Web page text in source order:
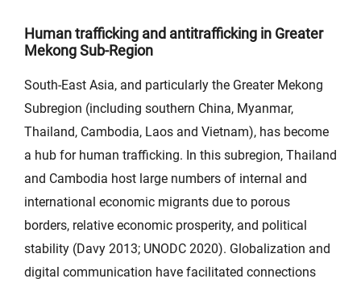
Human trafficking and antitrafficking in Greater
Mekong Sub-Region
South-East Asia, and particularly the Greater Mekong
Subregion (including southern China, Myanmar,
Thailand, Cambodia, Laos and Vietnam), has become
a hub for human trafficking. In this subregion, Thailand
and Cambodia host large numbers of internal and
international economic migrants due to porous
borders, relative economic prosperity, and political
stability (Davy 2013; UNODC 2020). Globalization and
digital communication have facilitated connections